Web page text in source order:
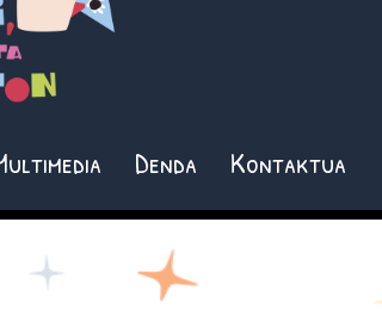
Denda Kontaktua